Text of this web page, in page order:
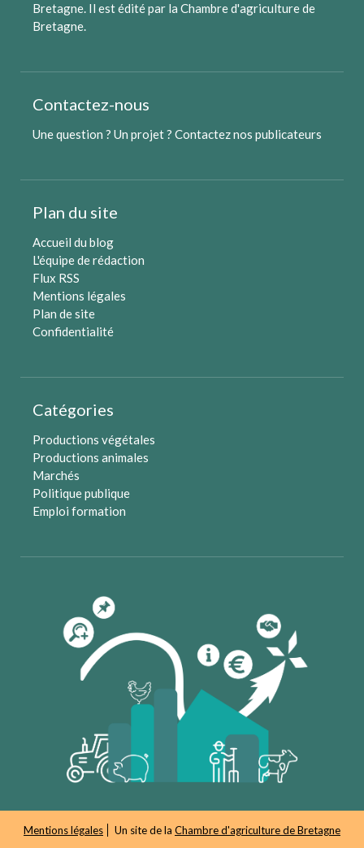
Bretagne. Il est édité par la Chambre d'agriculture de
Bretagne.
Contactez-nous
Une question ? Un projet ? Contactez nos publicateurs
Plan du site
Accueil du blog
L'équipe de rédaction
Flux RSS
Mentions légales
Plan de site
Confidentialité
Catégories
Productions végétales
Productions animales
Marchés
Politique publique
Emploi formation
Mentions légales Un site de la Chambre d'agriculture de Bretagne